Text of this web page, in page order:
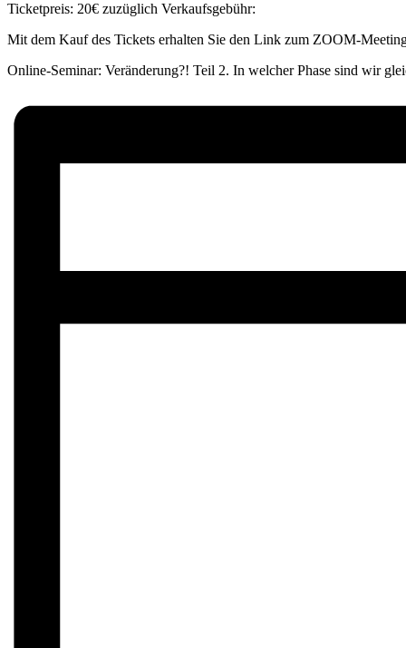
Ticketpreis: 20€ zuzüglich Verkaufsgebühr:
Mit dem Kauf des Tickets erhalten Sie den Link zum ZOOM-
Online-Seminar: Veränderung?! Teil 2. In welcher Phase sind wir